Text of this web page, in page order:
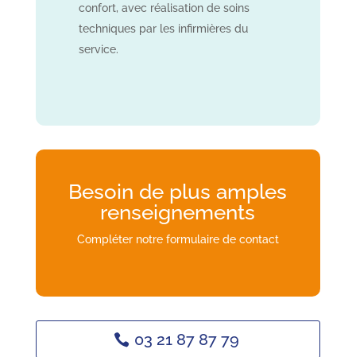
confort, avec réalisation de soins
techniques par les infirmières du
service.
Besoin de plus amples
renseignements
Compléter notre formulaire de contact
03 21 87 87 79